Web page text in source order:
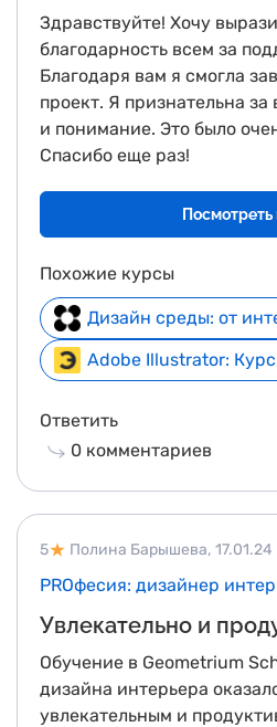
Здравствуйте! Хочу
благодарность всем за
Благодаря вам я смогла
проект. Я признательна
и понимание. Это было
Спасибо еще раз!
Посмотреть
Похожие курсы
Ответить
0 комментариев
5 17.01.24
Полина Барышева,
PROфесия: дизайнер
Увлекательно и
Обучение в Geometrium
дизайна интерьера
увлекательным и